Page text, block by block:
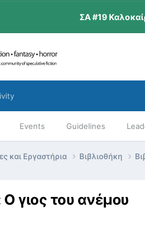
ΣΑ #19
Events Guidelines
και Εργαστήρια Βιβλιοθήκη
γιος του ανέμου